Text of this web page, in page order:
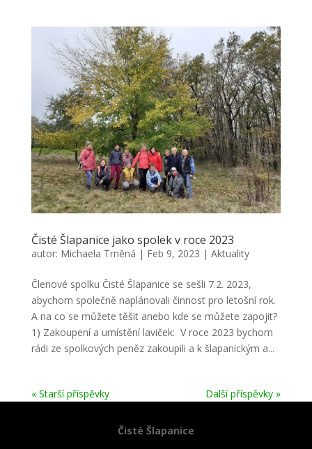
Čisté Šlapanice jako spolek v roce 2023
autor: Michaela Trněná | Feb 9, 2023 | Aktuality
Členové spolku Čisté Šlapanice se sešli 7.2. 2023,
abychom společně naplánovali činnost pro letošní rok.
A na co se můžete těšit anebo kde se můžete zapojit?
1) Zakoupení a umístění laviček: V roce 2023 bychom
rádi ze spolkových peněz zakoupili a k šlapanickým a...
« Starší příspěvky Další příspěvky »
Čisté Šlapanice